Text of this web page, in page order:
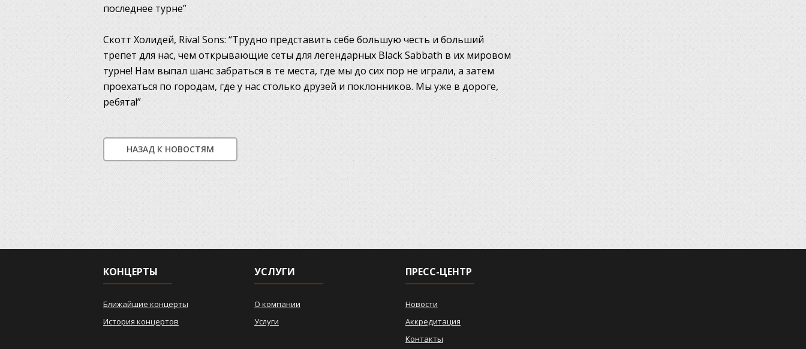
последнее турне”
Скотт Холидей, Rival Sons: “Трудно представить себе большую честь и больший
трепет для нас, чем открывающие сеты для легендарных Black Sabbath в их мировом
турне! Нам выпал шанс забраться в те места, где мы до сих пор не играли, а затем
проехаться по городам, где у нас столько друзей и поклонников. Мы уже в дороге,
ребята!”
НАЗАД К НОВОСТЯМ
КОНЦЕРТЫ
Ближайшие концерты
История концертов
УСЛУГИ
О компании
Услуги
ПРЕСС-ЦЕНТР
Новости
Аккредитация
Контакты